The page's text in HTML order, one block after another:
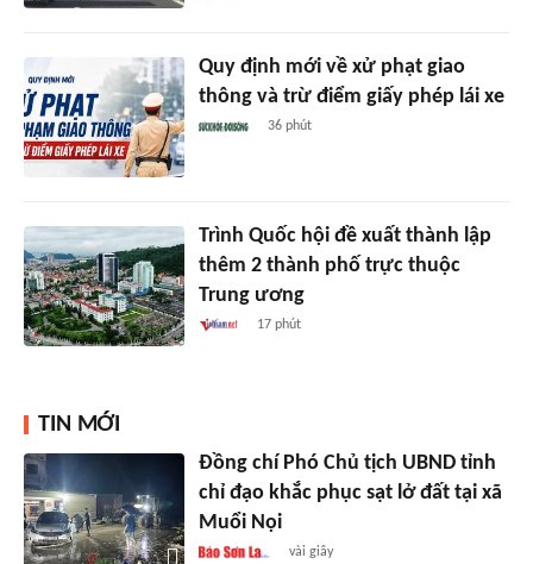
Quy định mới về xử phạt giao
thông và trừ điểm giấy phép lái xe
36 phút
Trình Quốc hội đề xuất thành lập
thêm 2 thành phố trực thuộc
Trung ương
17 phút
TIN MỚI
Đồng chí Phó Chủ tịch UBND tỉnh
chỉ đạo khắc phục sạt lở đất tại xã
Muổi Nọi
vài giây